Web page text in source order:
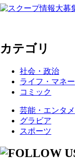
カテゴリ
社会・政治
ライフ・マネー
コミック
芸能・エンタメ
グラビア
スポーツ